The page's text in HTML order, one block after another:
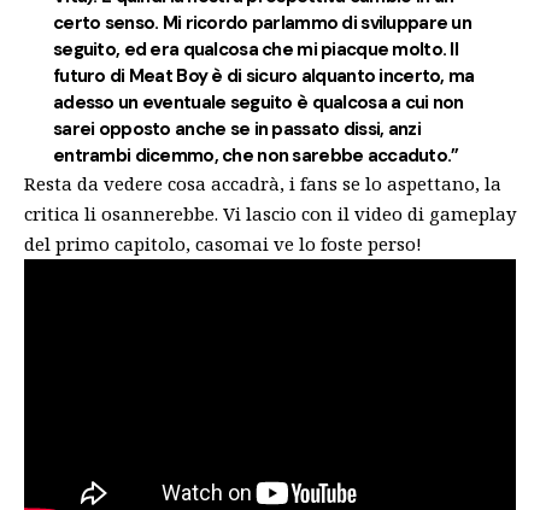
certo senso. Mi ricordo parlammo di sviluppare un
seguito, ed era qualcosa che mi piacque molto. Il
futuro di Meat Boy è di sicuro alquanto incerto, ma
adesso un eventuale seguito è qualcosa a cui non
sarei opposto anche se in passato dissi, anzi
entrambi dicemmo, che non sarebbe accaduto.”
Resta da vedere cosa accadrà, i fans se lo aspettano, la
critica li osannerebbe. Vi lascio con il video di gameplay
del primo capitolo, casomai ve lo foste perso!